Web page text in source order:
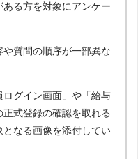
る方を対象にアンケー
質問の順序が一部異な
グイン画面」や「給与
式登録の確認を取れる
なる画像を添付してい